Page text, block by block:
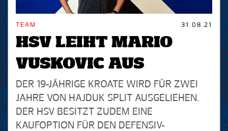
TEAM 31.08.21
HSV LEIHT MARIO
VUSKOVIC AUS
DER 19-JÄHRIGE KROATE WIRD FÜR ZWEI
JAHRE VON HAJDUK SPLIT AUSGELIEHEN.
DER HSV BESITZT ZUDEM EINE
KAUFOPTION FÜR DEN DEFENSIV-